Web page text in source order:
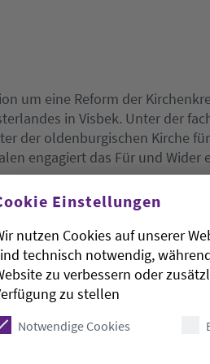
um eine Reform der
in Visbek. Unter der
der oldenburgischen Kirche für
engagiert das Für und Wider
an die Landessynode
dann mit Inhalten gefüllt
auf Kreisebene, Ausbau
ähnlich der
Einstellungen
nutzen Cookies auf unserer
technisch notwendig,
zu verbessern oder
zu stellen
Notwendige Cookies